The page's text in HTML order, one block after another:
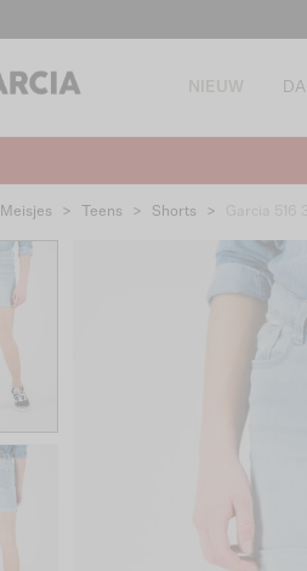
NIEUW
Meisjes > Teens > Shorts >